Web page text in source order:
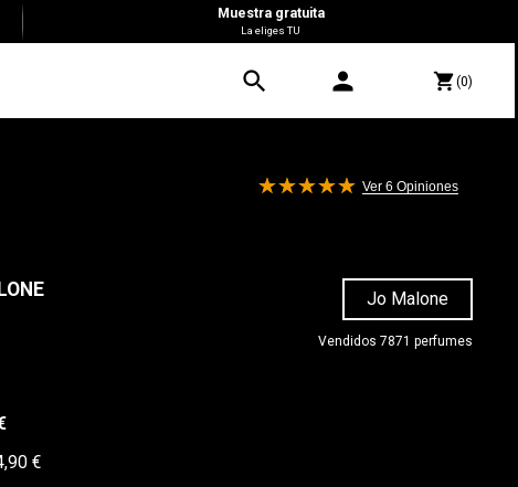
Muestra gratuita
La eliges TU
search person shopping_cart(0)
Ver 6 Opiniones
Jo Malone
Vendidos 7871 perfumes
€